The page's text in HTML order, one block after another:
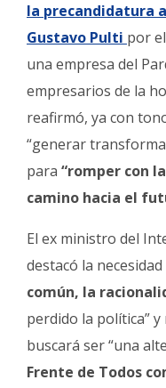
la precandidatura
Gustavo Pulti por
una empresa del
empresarios de la
reafirmó, ya con
“generar
para “romper con
camino hacia el
El ex ministro del
destacó la necesidad
común, la
perdido la política”
buscará ser “una
Frente de Todos